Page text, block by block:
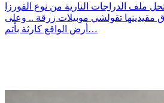
ملف الدراجات النارية من نوع الفورزا
مقيدينها تقولشي موبيلات زرقة .. وعلى
أرض الواقع كارثة بأتم…